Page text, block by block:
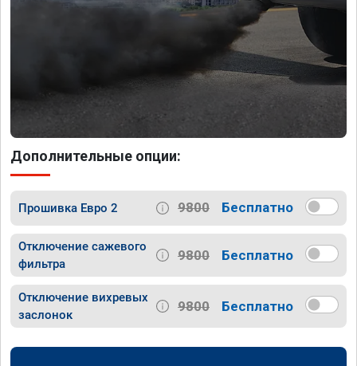
Дополнительные опции:
Прошивка Евро 2 9800 Бесплатно
Отключение сажевого
фильтра
9800 Бесплатно
Отключение вихревых
заслонок
9800 Бесплатно